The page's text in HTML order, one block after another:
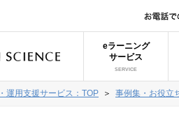
eラーニング
サービス
SERVICE
運用支援サービス：TOP ＞ 事例集・お役立